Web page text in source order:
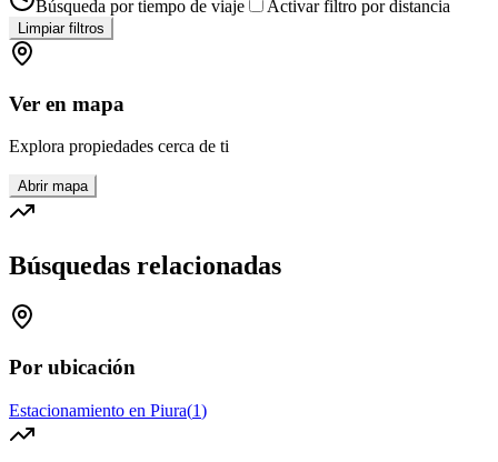
Búsqueda por tiempo de viaje
Activar filtro por distancia
Limpiar filtros
Ver en mapa
Explora propiedades cerca de ti
Abrir mapa
Búsquedas relacionadas
Por ubicación
Estacionamiento en Piura(1)